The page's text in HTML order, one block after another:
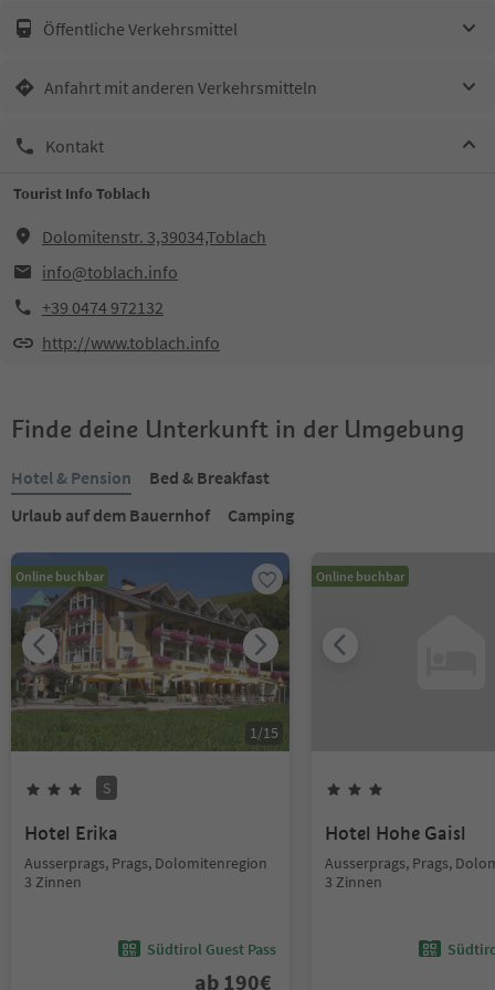
Öffentliche Verkehrsmittel
Anfahrt mit anderen Verkehrsmitteln
Kontakt
Tourist Info Toblach
Dolomitenstr. 3,39034,Toblach
info@toblach.info
+39 0474 972132
http://www.toblach.info
Finde deine Unterkunft in der Umgebung
Hotel & Pension
Bed & Breakfast
Urlaub auf dem Bauernhof
Camping
Online buchbar
1/15
S
Hotel Erika
Ausserprags, Prags, Dolomitenregion
3 Zinnen
Südtirol Guest Pass
ab 190€
Online buchbar
Hotel Hohe Gaisl
Ausserprags, Prags,
3 Zinnen